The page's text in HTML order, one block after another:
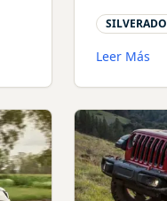
SILVERADO
Leer Más